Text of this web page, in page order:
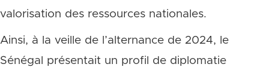
valorisation des ressources nationales.
Ainsi, à la veille de l’alternance de 2024, le
Sénégal présentait un profil de diplomatie